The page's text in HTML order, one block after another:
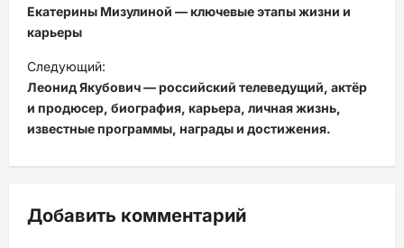
в
и
г
а
ц
з
Екатерины Мизулиной — ключевые этапы жизни и
карьеры
Следующий:
Леонид Якубович — российский телеведущий, актёр
и продюсер, биография, карьера, личная жизнь,
известные программы, награды и достижения.
Добавить комментарий